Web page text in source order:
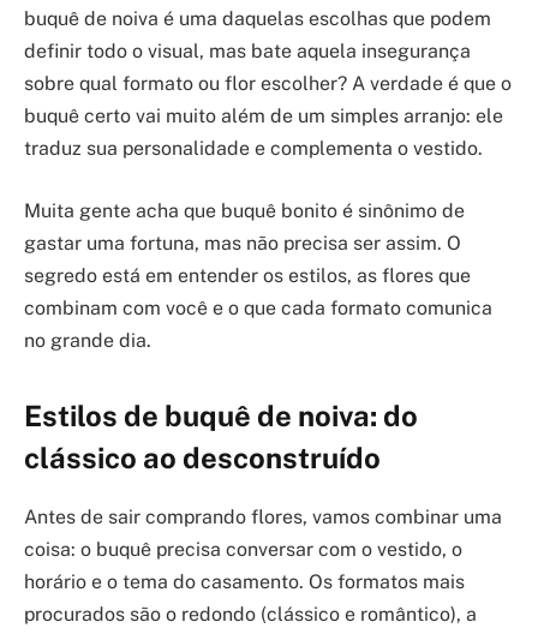
buquê de noiva é uma daquelas escolhas que podem
definir todo o visual, mas bate aquela insegurança
sobre qual formato ou flor escolher? A verdade é que o
buquê certo vai muito além de um simples arranjo: ele
traduz sua personalidade e complementa o vestido.
Muita gente acha que buquê bonito é sinônimo de
gastar uma fortuna, mas não precisa ser assim. O
segredo está em entender os estilos, as flores que
combinam com você e o que cada formato comunica
no grande dia.
Estilos de buquê de noiva: do
clássico ao desconstruído
Antes de sair comprando flores, vamos combinar uma
coisa: o buquê precisa conversar com o vestido, o
horário e o tema do casamento. Os formatos mais
procurados são o redondo (clássico e romântico), a